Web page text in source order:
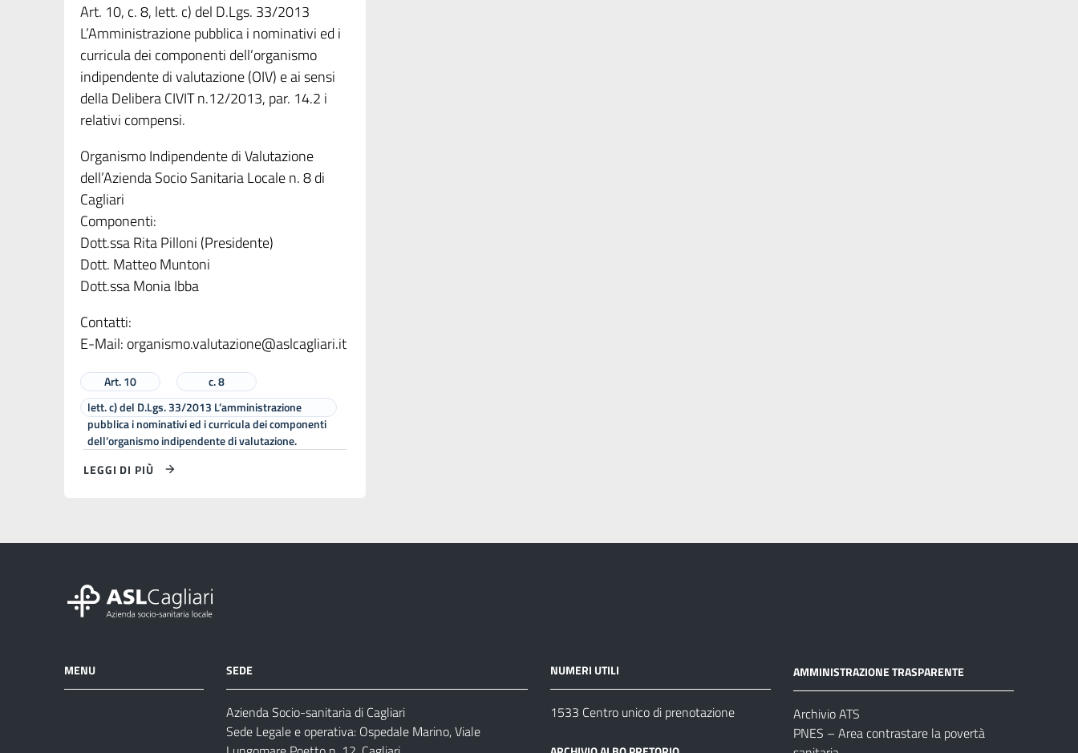
Art. 10, c. 8, lett. c) del D.Lgs. 33/2013
L’Amministrazione pubblica i nominativi ed i
curricula dei componenti dell’organismo
indipendente di valutazione (OIV) e ai sensi
della Delibera CIVIT n.12/2013, par. 14.2 i
relativi compensi.
Organismo Indipendente di Valutazione
dell’Azienda Socio Sanitaria Locale n. 8 di
Cagliari
Componenti:
Dott.ssa Rita Pilloni (Presidente)
Dott. Matteo Muntoni
Dott.ssa Monia Ibba
Contatti:
E-Mail: organismo.valutazione@aslcagliari.it
Art. 10
c. 8
lett. c) del D.Lgs. 33/2013 L’amministrazione
pubblica i nominativi ed i curricula dei componenti
dell’organismo indipendente di valutazione.
LEGGI DI PIÙ
MENU SEDE
Azienda Socio-sanitaria di Cagliari
Sede Legale e operativa: Ospedale Marino, Viale
NUMERI UTILI
1533 Centro unico di prenotazione
AMMINISTRAZIONE TRASPARENTE
Archivio ATS
PNES – Area contrastare la povertà